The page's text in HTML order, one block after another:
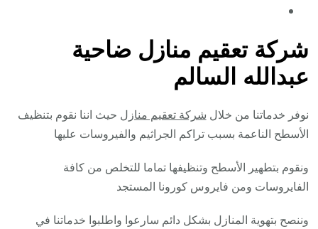
شركة تعقيم منازل ضاحية
عبدالله السالم
نوفر خدماتنا من خلال شركة تعقيم منازل حيث اننا نقوم بتنظيف
الأسطح الناعمة بسبب تراكم الجراثيم والفيروسات عليها
ونقوم بتطهير الأسطح وتنظيفها تماما للتخلص من كافة
الفايروسات ومن فايروس كورونا المستجد
وننصح بتهوية المنازل بشكل دائم سارعوا واطلبوا خدماتنا في